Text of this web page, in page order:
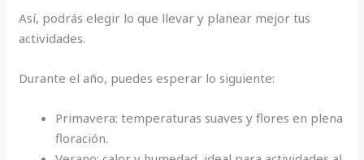
Así, podrás elegir lo que llevar y planear mejor tus
actividades.
Durante el año, puedes esperar lo siguiente:
Primavera: temperaturas suaves y flores en plena
floración.